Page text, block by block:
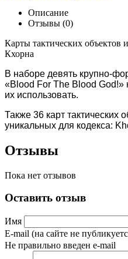
Описание
Отзывы (0)
Карты тактических объектов
Кхорна
В наборе девять крупно-
«Blood For The Blood God!»
их использовать.
Также 36 карт тактических
уникальных для кодекса:
Отзывы
Пока нет отзывов
Оставить отзыв
Имя
E-mail (на сайте не
Не правильно введен e-mail